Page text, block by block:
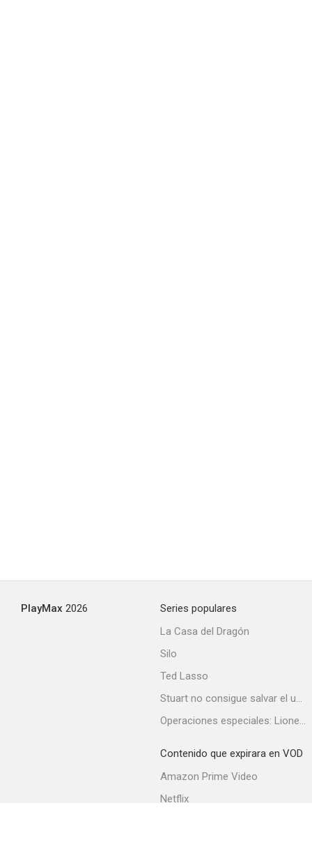
PlayMax 2026
Series populares
La Casa del Dragón
Silo
Ted Lasso
Stuart no consigue salvar el universo
Operaciones especiales: Lioness
Contenido que expirara en VOD
Amazon Prime Video
Netflix